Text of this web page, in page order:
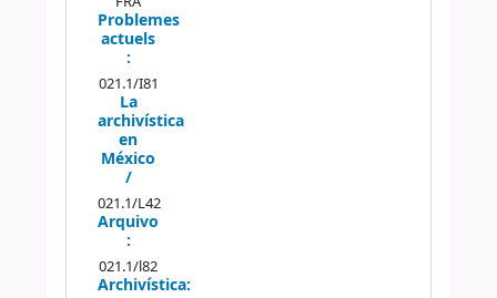
Problemes
actuels
:
021.1/I81
La
archivística
en
México
/
021.1/L42
Arquivo
:
021.1/l82
Archivística: